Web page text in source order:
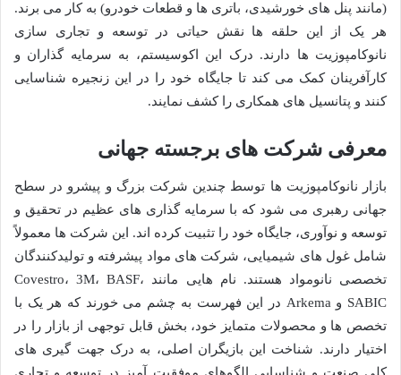
(مانند پنل های خورشیدی، باتری ها و قطعات خودرو) به کار می برند.
هر یک از این حلقه ها نقش حیاتی در توسعه و تجاری سازی
نانوکامپوزیت ها دارند. درک این اکوسیستم، به سرمایه گذاران و
کارآفرینان کمک می کند تا جایگاه خود را در این زنجیره شناسایی
کنند و پتانسیل های همکاری را کشف نمایند.
معرفی شرکت های برجسته جهانی
بازار نانوکامپوزیت ها توسط چندین شرکت بزرگ و پیشرو در سطح
جهانی رهبری می شود که با سرمایه گذاری های عظیم در تحقیق و
توسعه و نوآوری، جایگاه خود را تثبیت کرده اند. این شرکت ها معمولاً
شامل غول های شیمیایی، شرکت های مواد پیشرفته و تولیدکنندگان
تخصصی نانومواد هستند. نام هایی مانند Covestro، 3M، BASF،
SABIC و Arkema در این فهرست به چشم می خورند که هر یک با
تخصص ها و محصولات متمایز خود، بخش قابل توجهی از بازار را در
اختیار دارند. شناخت این بازیگران اصلی، به درک جهت گیری های